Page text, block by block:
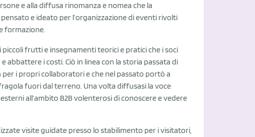
e alla diffusa rinomanza e nomea che la
e ideato per l’organizzazione di eventi rivolti
formazione.
frutti e insegnamenti teorici e pratici che i soci
i costi. Ciò in linea con la storia passata di
i propri collaboratori e che nel passato portò a
fuori dal terreno. Una volta diffusasi la voce
all’ambito B2B volenterosi di conoscere e vedere
visite guidate presso lo stabilimento per i visitatori,